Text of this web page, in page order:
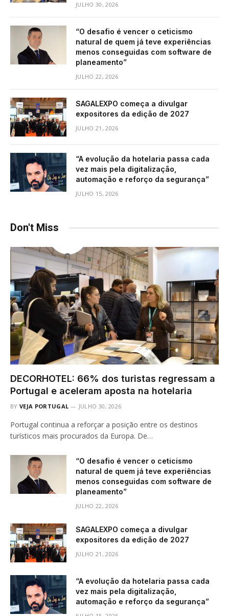
JULHO 30, 2026
“O desafio é vencer o ceticismo
natural de quem já teve experiências
menos conseguidas com software de
planeamento”
JULHO 22, 2026
SAGALEXPO começa a divulgar
expositores da edição de 2027
JULHO 21, 2026
“A evolução da hotelaria passa cada
vez mais pela digitalização,
automação e reforço da segurança”
JULHO 15, 2026
Don't Miss
DECORHOTEL: 66% dos turistas regressam a
Portugal e aceleram aposta na hotelaria
BY VEJA PORTUGAL JULHO 30, 2026
Portugal continua a reforçar a posição entre os destinos
turísticos mais procurados da Europa. De…
“O desafio é vencer o ceticismo
natural de quem já teve experiências
menos conseguidas com software de
planeamento”
JULHO 22, 2026
SAGALEXPO começa a divulgar
expositores da edição de 2027
JULHO 21, 2026
“A evolução da hotelaria passa cada
vez mais pela digitalização,
automação e reforço da segurança”